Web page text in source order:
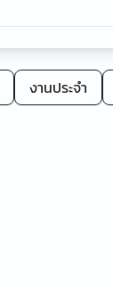
งานประจำ